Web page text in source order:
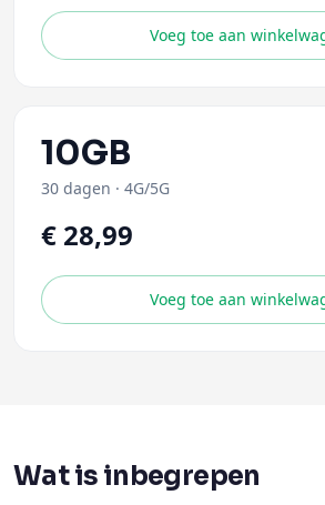
Voeg toe aan
10GB
30 dagen · 4G/5G
€ 28,99
Voeg toe aan
Wat is inbegrepen